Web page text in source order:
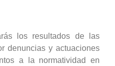
los resultados de las
denuncias y actuaciones
a la normatividad en